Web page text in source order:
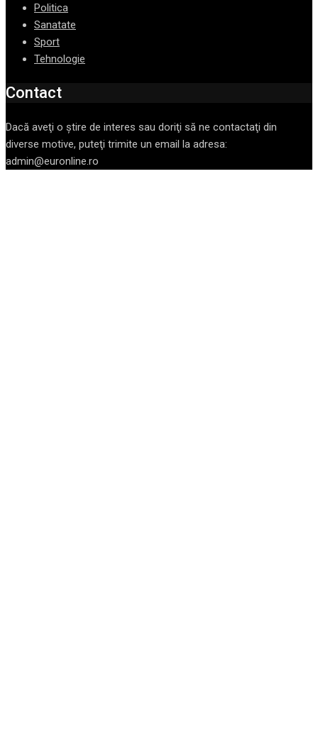
Politica
Sanatate
Sport
Tehnologie
Contact
Dacă aveţi o ştire de interes sau doriţi să ne contactaţi din
diverse motive, puteţi trimite un email la adresa:
admin@euronline.ro